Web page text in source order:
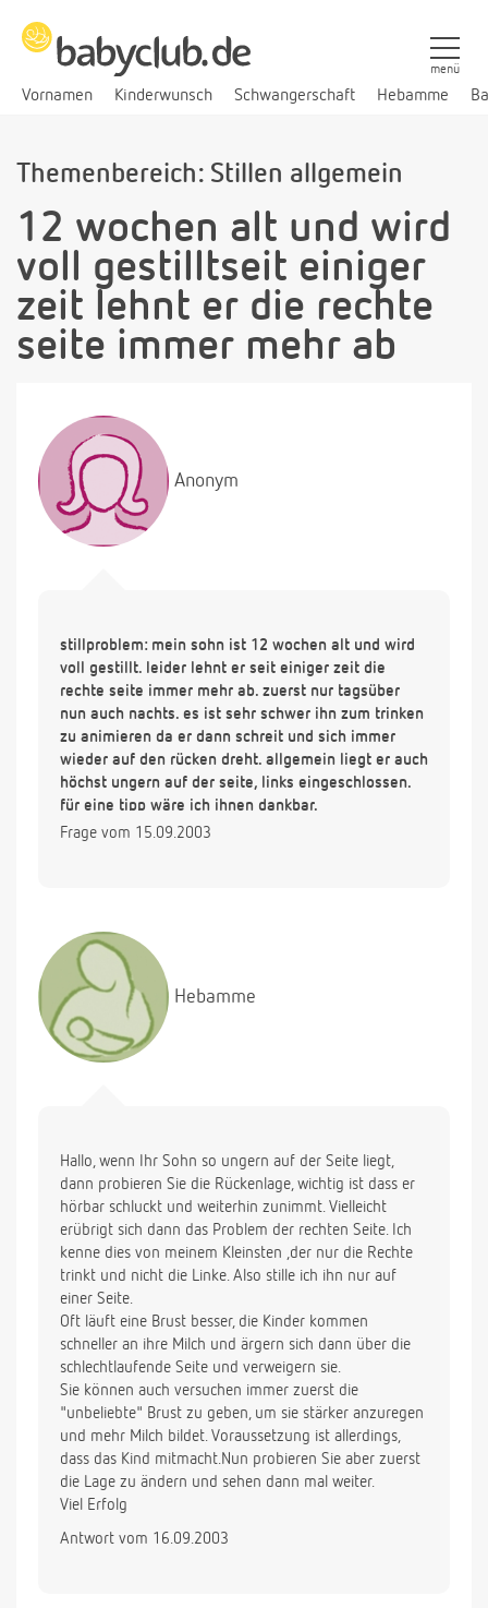
Vornamen Kinderwunsch Schwangerschaft Hebamme
menü
Themenbereich: Stillen allgemein
12 wochen alt und wird
voll gestilltseit einiger
zeit lehnt er die rechte
seite immer mehr ab
Anonym
stillproblem: mein sohn ist 12 wochen alt und wird
voll gestillt. leider lehnt er seit einiger zeit die
rechte seite immer mehr ab. zuerst nur tagsüber
nun auch nachts. es ist sehr schwer ihn zum trinken
zu animieren da er dann schreit und sich immer
wieder auf den rücken dreht. allgemein liegt er auch
höchst ungern auf der seite, links eingeschlossen.
für eine tipp wäre ich ihnen dankbar.
Frage vom 15.09.2003
Hebamme
Hallo, wenn Ihr Sohn so ungern auf der Seite liegt,
dann probieren Sie die Rückenlage, wichtig ist dass er
hörbar schluckt und weiterhin zunimmt. Vielleicht
erübrigt sich dann das Problem der rechten Seite. Ich
kenne dies von meinem Kleinsten ,der nur die Rechte
trinkt und nicht die Linke. Also stille ich ihn nur auf
einer Seite.
Oft läuft eine Brust besser, die Kinder kommen
schneller an ihre Milch und ärgern sich dann über die
schlechtlaufende Seite und verweigern sie.
Sie können auch versuchen immer zuerst die
"unbeliebte" Brust zu geben, um sie stärker anzuregen
und mehr Milch bildet. Voraussetzung ist allerdings,
dass das Kind mitmacht.Nun probieren Sie aber zuerst
die Lage zu ändern und sehen dann mal weiter.
Viel Erfolg
Antwort vom 16.09.2003